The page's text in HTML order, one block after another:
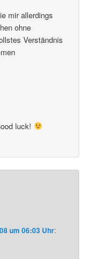
mir allerdings
ohne
Verständnis
luck!
um 06:03 Uhr: